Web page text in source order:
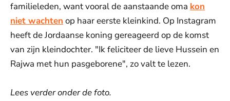
familieleden, want vooral de aanstaande oma kon
niet wachten op haar eerste kleinkind. Op Instagram
heeft de Jordaanse koning gereageerd op de komst
van zijn kleindochter. "Ik feliciteer de lieve Hussein en
Rajwa met hun pasgeborene", zo valt te lezen.
Lees verder onder de foto.